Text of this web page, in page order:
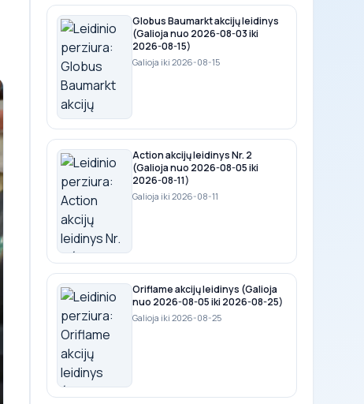
Globus Baumarkt akcijų leidinys
(Galioja nuo 2026-08-03 iki
2026-08-15)
Galioja iki 2026-08-15
Action akcijų leidinys Nr. 2
(Galioja nuo 2026-08-05 iki
2026-08-11)
Galioja iki 2026-08-11
Oriflame akcijų leidinys (Galioja
nuo 2026-08-05 iki 2026-08-25)
Galioja iki 2026-08-25